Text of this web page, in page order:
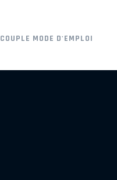
COUPLE MODE D'EMPLOI